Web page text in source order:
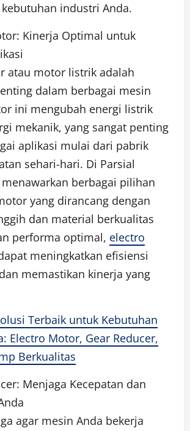
industri Anda.
Kinerja Optimal untuk
atau motor listrik adalah
dalam berbagai mesin
ini mengubah energi listrik
mekanik, yang sangat penting
aplikasi mulai dari pabrik
sehari-hari. Di Parsial
berbagai pilihan
yang dirancang dengan
dan material berkualitas
performa optimal, electro
meningkatkan efisiensi
memastikan kinerja yang
Terbaik untuk Kebutuhan
Electro Motor, Gear Reducer,
Berkualitas
Menjaga Kecepatan dan
agar mesin Anda bekerja